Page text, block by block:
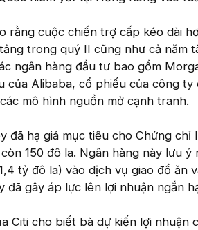
rằng cuộc chiến trợ cấp kéo dài
trong quý II cũng như cả năm
ngân hàng đầu tư bao gồm
của Alibaba, cổ phiếu của công
mô hình nguồn mở cạnh tranh.
đã hạ giá mục tiêu cho Chứng chỉ
150 đô la. Ngân hàng này lưu
tỷ đô la) vào dịch vụ giao đồ ăn
đã gây áp lực lên lợi nhuận ngắn
Citi cho biết bà dự kiến lợi nhuận